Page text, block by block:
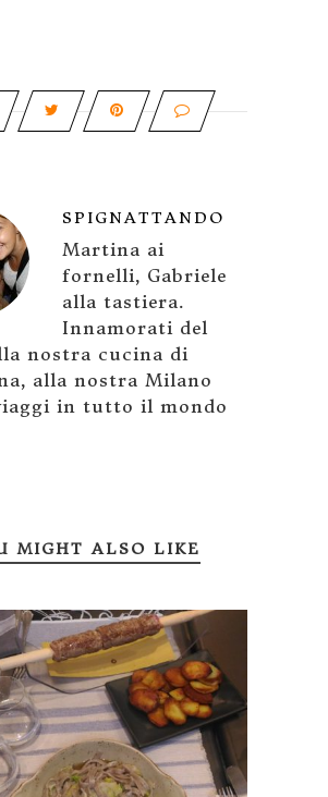
SPIGNATTANDO
Martina ai
fornelli, Gabriele
alla tastiera.
Innamorati del
nostra cucina di
alla nostra Milano
in tutto il mondo
MIGHT ALSO LIKE